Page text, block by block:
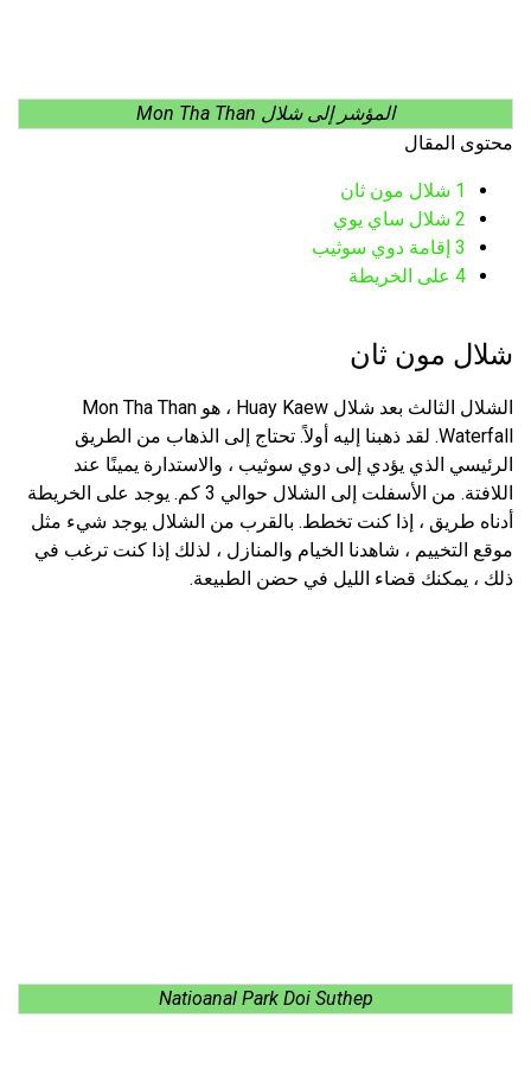
المؤشر إلى شلال Mon Tha Than
محتوى المقال
1 شلال مون ثان
2 شلال ساي يوي
3 إقامة دوي سوثيب
4 على الخريطة
شلال مون ثان
الشلال الثالث بعد شلال Huay Kaew ، هو Mon Tha Than
Waterfall. لقد ذهبنا إليه أولاً. تحتاج إلى الذهاب من الطريق
الرئيسي الذي يؤدي إلى دوي سوثيب ، والاستدارة يمينًا عند
اللافتة. من الأسفلت إلى الشلال حوالي 3 كم. يوجد على الخريطة
أدناه طريق ، إذا كنت تخطط. بالقرب من الشلال يوجد شيء مثل
موقع التخييم ، شاهدنا الخيام والمنازل ، لذلك إذا كنت ترغب في
ذلك ، يمكنك قضاء الليل في حضن الطبيعة.
Natioanal Park Doi Suthep